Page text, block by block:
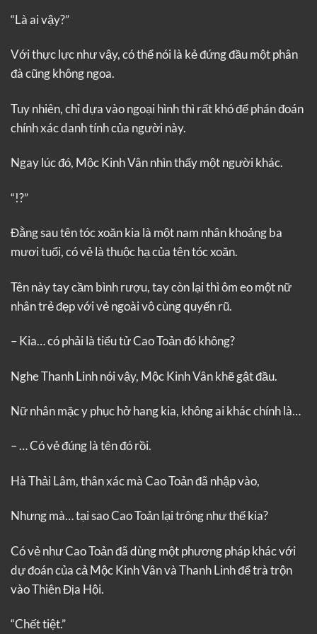
“Là ai vậy?”
Với thực lực như vậy, có thể nói là kẻ đứng đầu một phân
đà cũng không ngoa.
Tuy nhiên, chỉ dựa vào ngoại hình thì rất khó để phán đoán
chính xác danh tính của người này.
Ngay lúc đó, Mộc Kinh Vân nhìn thấy một người khác.
“!?”
Đằng sau tên tóc xoăn kia là một nam nhân khoảng ba
mươi tuổi, có vẻ là thuộc hạ của tên tóc xoăn.
Tên này tay cầm bình rượu, tay còn lại thì ôm eo một nữ
nhân trẻ đẹp với vẻ ngoài vô cùng quyến rũ.
– Kia… có phải là tiểu tử Cao Toản đó không?
Nghe Thanh Linh nói vậy, Mộc Kinh Vân khẽ gật đầu.
Nữ nhân mặc y phục hở hang kia, không ai khác chính là…
– … Có vẻ đúng là tên đó rồi.
Hà Thải Lâm, thân xác mà Cao Toản đã nhập vào,
Nhưng mà… tại sao Cao Toản lại trông như thế kia?
Có vẻ như Cao Toản đã dùng một phương pháp khác với
dự đoán của cả Mộc Kinh Vân và Thanh Linh để trà trộn
vào Thiên Địa Hội.
“Chết tiệt.”